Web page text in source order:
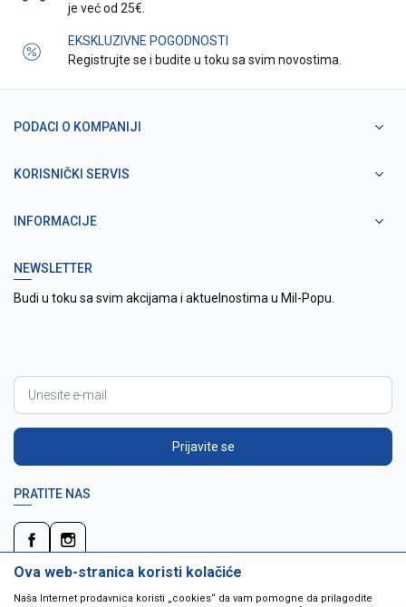
je već od 25€.
EKSKLUZIVNE POGODNOSTI
Registrujte se i budite u toku sa svim novostima.
PODACI O KOMPANIJI
KORISNIČKI SERVIS
INFORMACIJE
NEWSLETTER
Budi u toku sa svim akcijama i aktuelnostima u Mil-Popu.
Prijavite se
PRATITE NAS
Ova web-stranica koristi kolačiće
Naša Internet prodavnica koristi „cookies“ da vam pomogne da prilagodite